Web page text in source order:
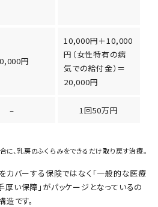
円
10,000円＋10,000
円（女性特有の病
気での給付金）＝
20,000円
– 1回50万円
、乳房のふくらみをできるだけ取り戻す治療。
カバーする保険ではなく「一般的な医療
い保障」がパッケージとなっているの
です。